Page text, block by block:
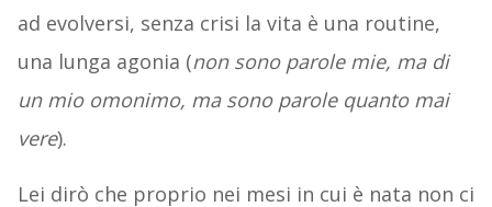
ad evolversi, senza crisi la vita è una routine,
una lunga agonia (non sono parole mie, ma di
un mio omonimo, ma sono parole quanto mai
vere).
Lei dirò che proprio nei mesi in cui è nata non ci